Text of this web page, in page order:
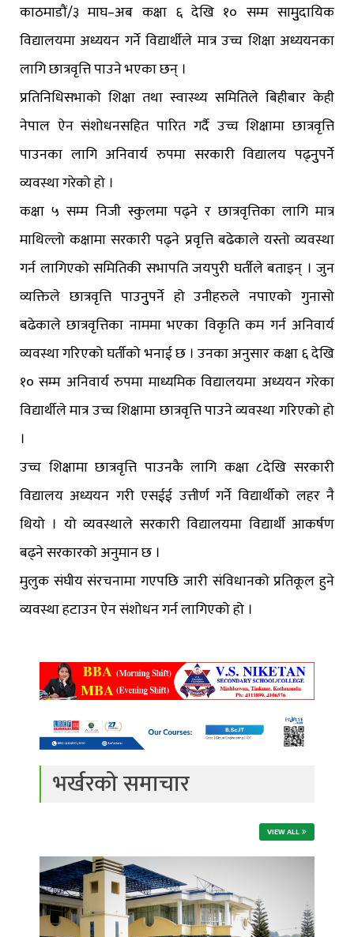
काठमाडौं/३ माघ–अब कक्षा ६ देखि १० सम्म सामुुदायिक
विद्यालयमा अध्ययन गर्ने विद्यार्थीले मात्र उच्च शिक्षा अध्ययनका
लागि छात्रवृत्ति पाउने भएका छन् ।
प्रतिनिधिसभाको शिक्षा तथा स्वास्थ्य समितिले बिहीबार केही
नेपाल ऐन संशोधनसहित पारित गर्दै उच्च शिक्षामा छात्रवृत्ति
पाउनका लागि अनिवार्य रुपमा सरकारी विद्यालय पढ्नुुपर्ने
व्यवस्था गरेको हो ।
कक्षा ५ सम्म निजी स्कुलमा पढ्ने र छात्रवृत्तिका लागि मात्र
माथिल्लो कक्षामा सरकारी पढ्ने प्रवृत्ति बढेकाले यस्तो व्यवस्था
गर्न लागिएको समितिकी सभापति जयपुरी घर्तीले बताइन् । जुन
व्यक्तिले छात्रवृत्ति पाउनुुपर्ने हो उनीहरुले नपाएको गुनासो
बढेकाले छात्रवृत्तिका नाममा भएका विकृति कम गर्न अनिवार्य
व्यवस्था गरिएको घर्तीको भनाई छ । उनका अनुसार कक्षा ६ देखि
१० सम्म अनिवार्य रुपमा माध्यमिक विद्यालयमा अध्ययन गरेका
विद्यार्थीले मात्र उच्च शिक्षामा छात्रवृत्ति पाउने व्यवस्था गरिएको हो
।
उच्च शिक्षामा छात्रवृत्ति पाउनकै लागि कक्षा ८देखि सरकारी
विद्यालय अध्ययन गरी एसईई उत्तीर्ण गर्ने विद्यार्थीको लहर नै
थियो । यो व्यवस्थाले सरकारी विद्यालयमा विद्यार्थी आकर्षण
बढ्ने सरकारको अनुमान छ ।
मुलुक संघीय संरचनामा गएपछि जारी संविधानको प्रतिकूल हुने
व्यवस्था हटाउन ऐन संशोधन गर्न लागिएको हो ।
भर्खरको समाचार
VIEW ALL